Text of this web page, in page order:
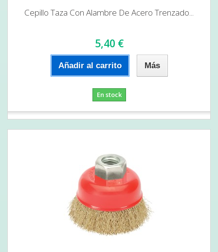
Cepillo Taza Con Alambre De Acero Trenzado...
5,40 €
Añadir al carrito Más
En stock